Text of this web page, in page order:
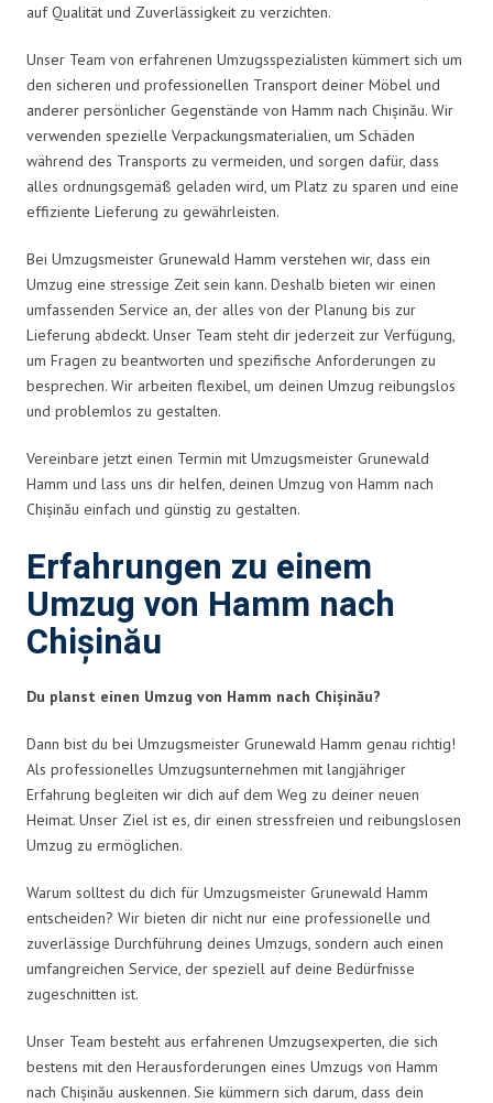
auf Qualität und Zuverlässigkeit zu verzichten.
Unser Team von erfahrenen Umzugsspezialisten kümmert sich um
den sicheren und professionellen Transport deiner Möbel und
anderer persönlicher Gegenstände von Hamm nach Chișinău. Wir
verwenden spezielle Verpackungsmaterialien, um Schäden
während des Transports zu vermeiden, und sorgen dafür, dass
alles ordnungsgemäß geladen wird, um Platz zu sparen und eine
effiziente Lieferung zu gewährleisten.
Bei Umzugsmeister Grunewald Hamm verstehen wir, dass ein
Umzug eine stressige Zeit sein kann. Deshalb bieten wir einen
umfassenden Service an, der alles von der Planung bis zur
Lieferung abdeckt. Unser Team steht dir jederzeit zur Verfügung,
um Fragen zu beantworten und spezifische Anforderungen zu
besprechen. Wir arbeiten flexibel, um deinen Umzug reibungslos
und problemlos zu gestalten.
Vereinbare jetzt einen Termin mit Umzugsmeister Grunewald
Hamm und lass uns dir helfen, deinen Umzug von Hamm nach
Chișinău einfach und günstig zu gestalten.
Erfahrungen zu einem
Umzug von Hamm nach
Chișinău
Du planst einen Umzug von Hamm nach Chișinău?
Dann bist du bei Umzugsmeister Grunewald Hamm genau richtig!
Als professionelles Umzugsunternehmen mit langjähriger
Erfahrung begleiten wir dich auf dem Weg zu deiner neuen
Heimat. Unser Ziel ist es, dir einen stressfreien und reibungslosen
Umzug zu ermöglichen.
Warum solltest du dich für Umzugsmeister Grunewald Hamm
entscheiden? Wir bieten dir nicht nur eine professionelle und
zuverlässige Durchführung deines Umzugs, sondern auch einen
umfangreichen Service, der speziell auf deine Bedürfnisse
zugeschnitten ist.
Unser Team besteht aus erfahrenen Umzugsexperten, die sich
bestens mit den Herausforderungen eines Umzugs von Hamm
nach Chișinău auskennen. Sie kümmern sich darum, dass dein